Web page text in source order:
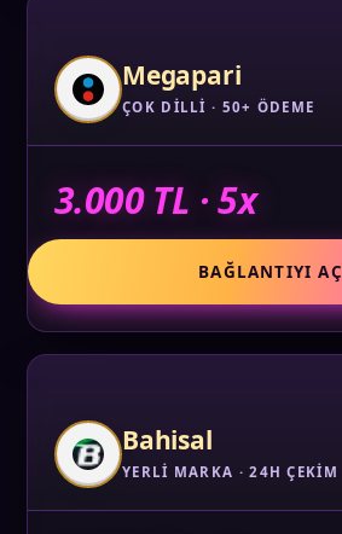
Megapari
ÇOK DILLI · 50+ ÖDEME
3.000 TL · 5x
BAĞLANTIYI AÇ
Bahisal
YERLI MARKA · 24H ÇEKIM